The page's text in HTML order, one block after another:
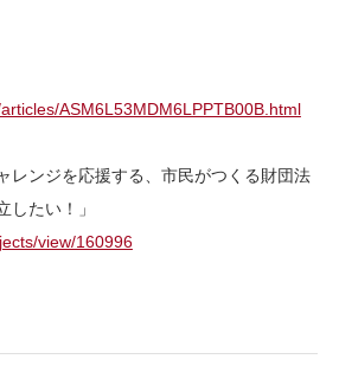
ASM6L53MDM6LPPTB00B.html
レンジを応援する、市民がつくる財団法
したい！」
view/160996